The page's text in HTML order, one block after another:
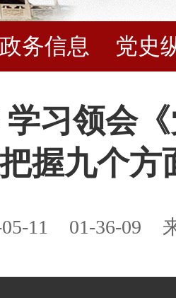
政务信息 党史
学习领会
握九个方
11 01-36-09